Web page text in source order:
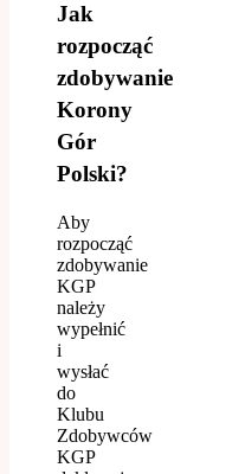
Jak
rozpocząć
zdobywanie
Korony
Gór
Polski?
Aby
rozpocząć
zdobywanie
KGP
należy
wypełnić
i
wysłać
do
Klubu
Zdobywców
KGP